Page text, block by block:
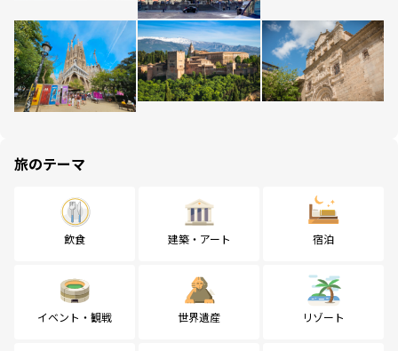
旅のテーマ
飲食 建築・アート 宿泊
イベント・観戦 世界遺産 リゾート